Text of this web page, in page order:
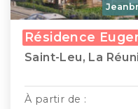
Résidence
Saint-Leu, La
À partir de :